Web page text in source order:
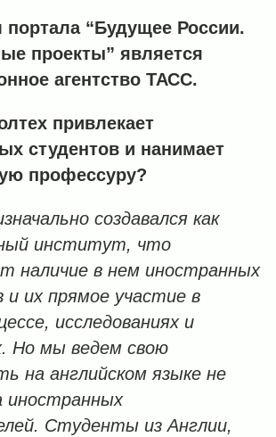
“Будущее России.
проекты” является
агентство ТАСС.
привлекает
студентов и нанимает
профессуру?
создавался как
институт, что
наличие в нем иностранных
и их прямое участие в
исследованиях и
Но мы ведем свою
на английском языке не
иностранных
Студенты из Англии,